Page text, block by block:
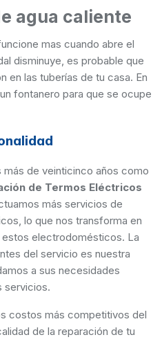
agua caliente
mas cuando abre el
disminuye, es probable que
en las tuberías de tu casa. En
fontanero para que se ocupe
más de veinticinco años como
de Termos Eléctricos
más servicios de
lo que nos transforma en
electrodomésticos. La
del servicio es nuestra
a sus necesidades
servicios.
costos más competitivos del
de la reparación de tu